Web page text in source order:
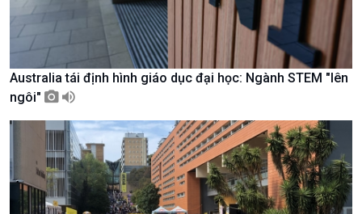
Văn hoá & Du lịch
Tin Văn hoá & Du lịch
Multimedia
Ảnh
Australia tái định hình giáo dục đại học: Ngành STEM "lên
ngôi"